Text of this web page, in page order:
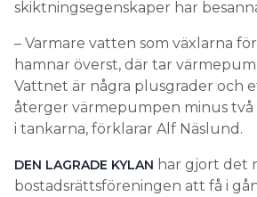
skiktningsegenskaper har
– Varmare vatten som växlarna
hamnar överst, där tar
Vattnet är några plusgrader och
återger värmepumpen minus
i tankarna, förklarar Alf Näslund.
DEN LAGRADE KYLAN har gjort det
bostadsrättsföreningen att få i